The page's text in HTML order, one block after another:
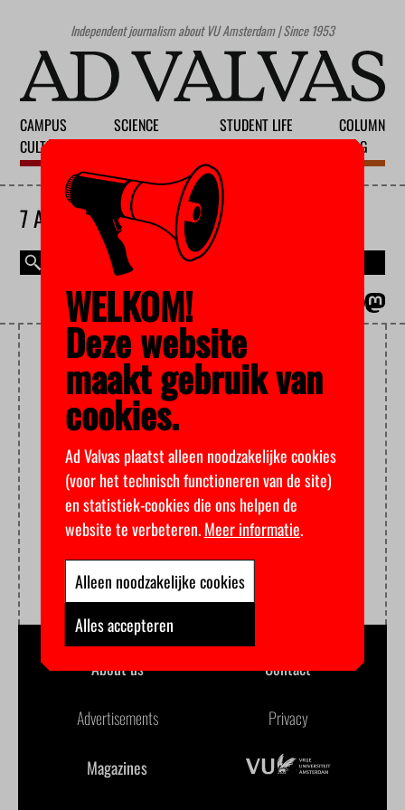
Independent journalism about VU Amsterdam | Since 1953
CAMPUS
CULTURE
SCIENCE
STUDENT LIFE
COLUMN
BLOG
7 AUGUST 2026
MAGAZINE
BOYCOTT
About us Contact
Advertisements Privacy
Magazines
WELKOM!
Deze website
maakt gebruik van
cookies.
Ad Valvas plaatst alleen noodzakelijke cookies
(voor het technisch functioneren van de site)
en statistiek-cookies die ons helpen de
website te verbeteren.Meer informatie.
Alleen noodzakelijke cookies
Alles accepteren